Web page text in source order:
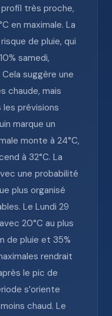
très proche,
en maximale. La
de pluie, qui
samedi,
suggère une
chaude, mais
prévisions
marque un
monte à 24°C,
à 32°C. La
une probabilité
plus organisé
Le Lundi 29
20°C au plus
de pluie et 35%
rendrait
le pic de
s’oriente
chaud. Le